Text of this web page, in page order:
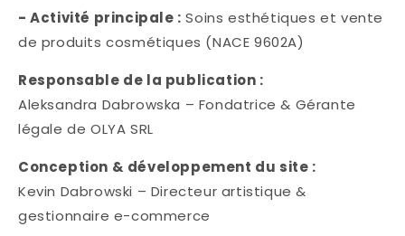
- Activité principale : Soins esthétiques et vente
de produits cosmétiques (NACE 9602A)
Responsable de la publication :
Aleksandra Dabrowska – Fondatrice & Gérante
légale de OLYA SRL
Conception & développement du site :
Kevin Dabrowski – Directeur artistique &
gestionnaire e-commerce